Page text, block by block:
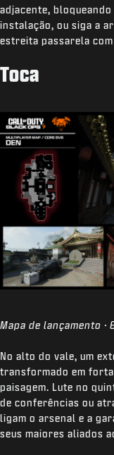
adjacente,
instalação, ou siga a
estreita passarela
Toca
Mapa de lançamento ·
No alto do vale, um
transformado em
paisagem. Lute no
de conferências ou
ligam o arsenal e a
seus maiores aliados